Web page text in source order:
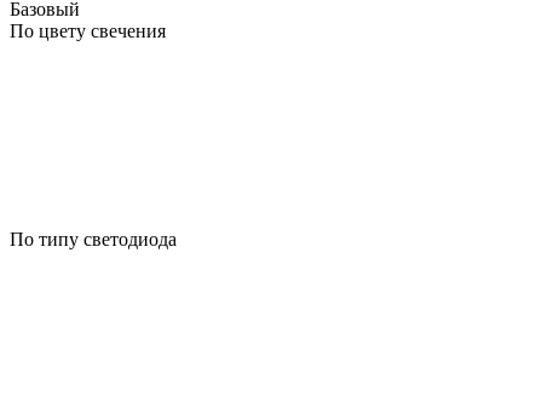
Базовый
По цвету свечения
По типу светодиода